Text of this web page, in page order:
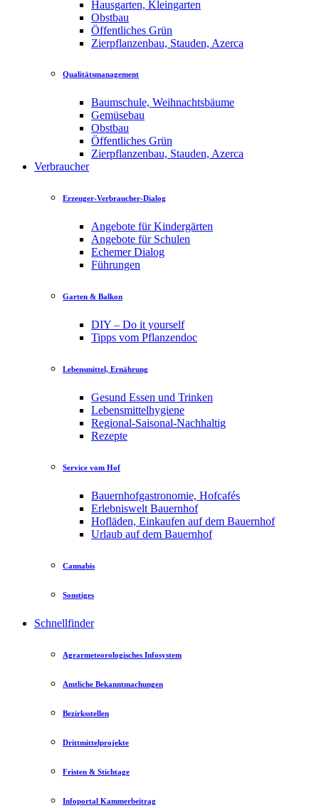
Hausgarten, Kleingarten
Obstbau
Öffentliches Grün
Zierpflanzenbau, Stauden, Azerca
Qualitätsmanagement
Baumschule, Weihnachtsbäume
Gemüsebau
Obstbau
Öffentliches Grün
Zierpflanzenbau, Stauden, Azerca
Verbraucher
Erzeuger-Verbraucher-Dialog
Angebote für Kindergärten
Angebote für Schulen
Echemer Dialog
Führungen
Garten & Balkon
DIY – Do it yourself
Tipps vom Pflanzendoc
Lebensmittel, Ernährung
Gesund Essen und Trinken
Lebensmittelhygiene
Regional-Saisonal-Nachhaltig
Rezepte
Service vom Hof
Bauernhofgastronomie, Hofcafés
Erlebniswelt Bauernhof
Hofläden, Einkaufen auf dem Bauernhof
Urlaub auf dem Bauernhof
Cannabis
Sonstiges
Schnellfinder
Agrarmeteorologisches Infosystem
Amtliche Bekanntmachungen
Bezirksstellen
Drittmittelprojekte
Fristen & Stichtage
Infoportal Kammerbeitrag